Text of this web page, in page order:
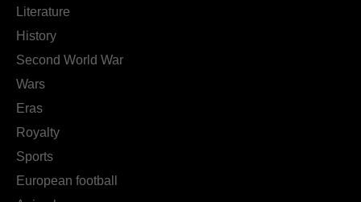
Literature
History
Second World War
Wars
Eras
Royalty
Sports
European football